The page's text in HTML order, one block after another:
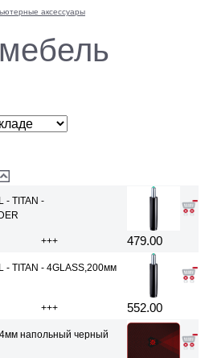
аксессуары
- TITAN -
+++ 479.00
- TITAN - 4GLASS,200мм
+++ 552.00
напольный черный